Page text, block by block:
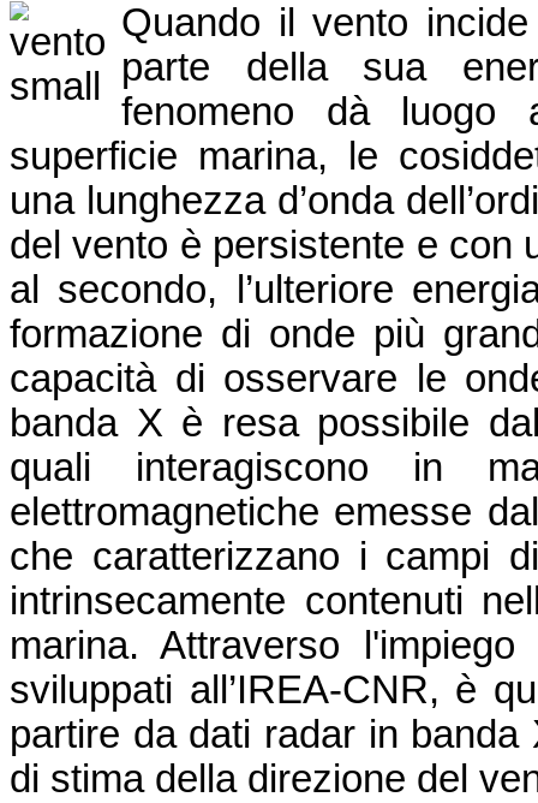
Quando il vento
parte della sua
fenomeno dà luogo
superficie marina, le
una lunghezza d’onda
del vento è persistente e con
al secondo, l’ulteriore
formazione di onde più
capacità di osservare le
banda X è resa possibile
quali interagiscono in
elettromagnetiche emesse
che caratterizzano i campi
intrinsecamente contenuti
marina. Attraverso
sviluppati all’IREA-CNR, è
partire da dati radar in
di stima della direzione del